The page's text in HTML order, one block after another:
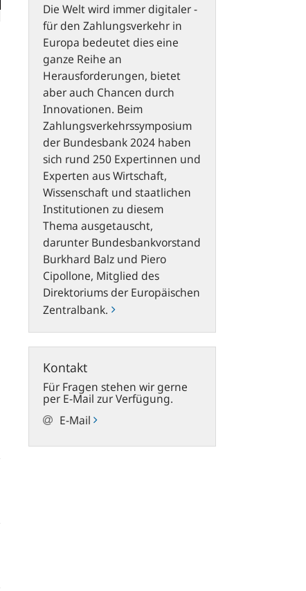
Die Welt wird immer digitaler -
für den Zahlungsverkehr in
Europa bedeutet dies eine
ganze Reihe an
Herausforderungen, bietet
aber auch Chancen durch
Innovationen. Beim
Zahlungsverkehrssymposium
der Bundesbank 2024 haben
sich rund 250 Expertinnen und
Experten aus Wirtschaft,
Wissenschaft und staatlichen
Institutionen zu diesem
Thema ausgetauscht,
darunter Bundesbankvorstand
Burkhard Balz und Piero
Cipollone, Mitglied des
Direktoriums der Europäischen
Zentralbank.
Kontakt
Für Fragen stehen wir gerne
per E-Mail zur Verfügung.
E-Mail